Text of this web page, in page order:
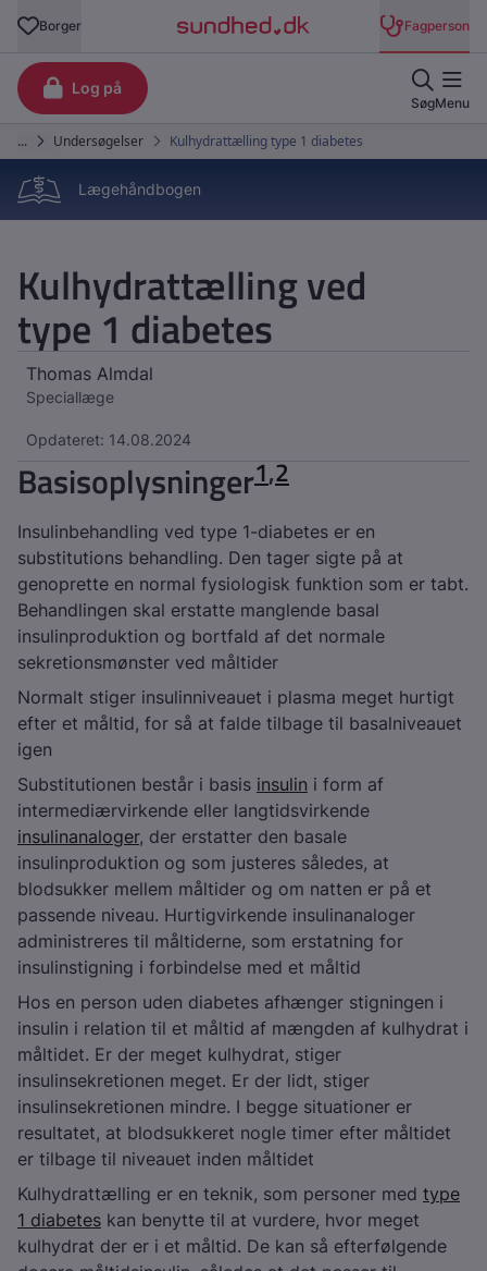
Lægehåndbogen
Kulhydrattælling ved
type 1 diabetes
Thomas Almdal
Speciallæge
Opdateret: 14.08.2024
Basisoplysninger1,2
Insulinbehandling ved type 1-diabetes er en
substitutions behandling. Den tager sigte på at
genoprette en normal fysiologisk funktion som er tabt.
Behandlingen skal erstatte manglende basal
insulinproduktion og bortfald af det normale
sekretionsmønster ved måltider
Normalt stiger insulinniveauet i plasma meget hurtigt
efter et måltid, for så at falde tilbage til basalniveauet
igen
Substitutionen består i basis insulin i form af
intermediærvirkende eller langtidsvirkende
insulinanaloger, der erstatter den basale
insulinproduktion og som justeres således, at
blodsukker mellem måltider og om natten er på et
passende niveau. Hurtigvirkende insulinanaloger
administreres til måltiderne, som erstatning for
insulinstigning i forbindelse med et måltid
Hos en person uden diabetes afhænger stigningen i
insulin i relation til et måltid af mængden af kulhydrat i
måltidet. Er der meget kulhydrat, stiger
insulinsekretionen meget. Er der lidt, stiger
insulinsekretionen mindre. I begge situationer er
resultatet, at blodsukkeret nogle timer efter måltidet
er tilbage til niveauet inden måltidet
Kulhydrattælling er en teknik, som personer med type
1 diabetes kan benytte til at vurdere, hvor meget
kulhydrat der er i et måltid. De kan så efterfølgende